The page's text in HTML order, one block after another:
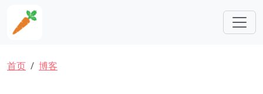
面包屑
首页 博客